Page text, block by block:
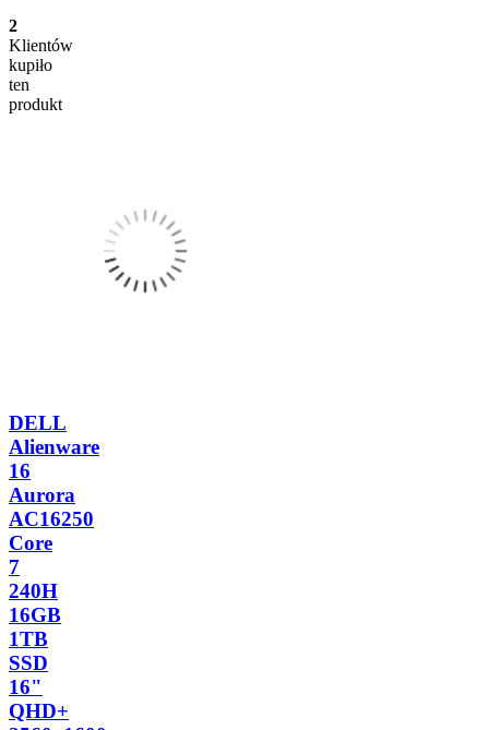
2
Klientów
kupiło
ten
produkt
DELL
Alienware
16
Aurora
AC16250
Core
7
240H
16GB
1TB
SSD
16"
QHD+